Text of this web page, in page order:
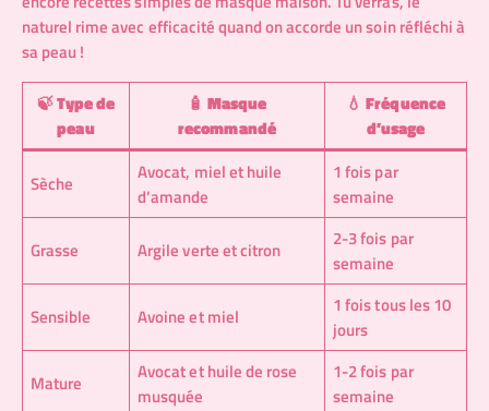
naturel rime avec efficacité quand on accorde un soin réfléchi à
sa peau !
🍃Type de
peau
🧴 Masque
recommandé
💧Fréquence
d’usage
Sèche
Avocat, miel et huile
d’amande
1 fois par
semaine
Grasse Argile verte et citron
2-3 fois par
semaine
Sensible Avoine et miel
1 fois tous les 10
jours
Mature
Avocat et huile de rose
musquée
1-2 fois par
semaine